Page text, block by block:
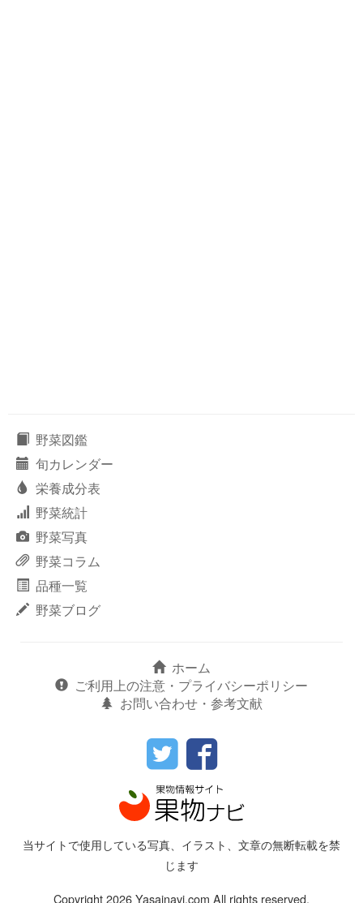
野菜図鑑
旬カレンダー
栄養成分表
野菜統計
野菜写真
野菜コラム
品種一覧
野菜ブログ
ホーム
ご利用上の注意・プライバシーポリシー
お問い合わせ・参考文献
当サイトで使用している写真、イラスト、文章の無断転載を禁
じます
Copyright 2026 Yasainavi.com All rights reserved.